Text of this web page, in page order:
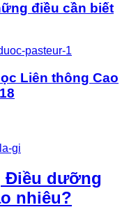
điều cần biết
Liên thông Cao
Điều dưỡng
nhiêu?